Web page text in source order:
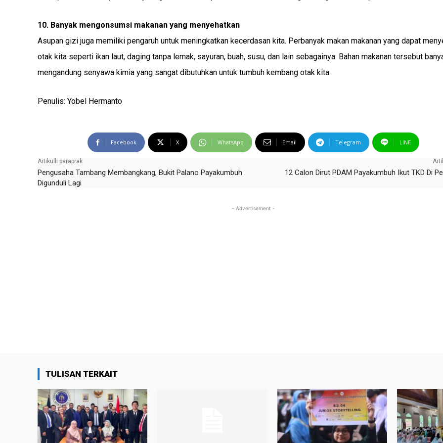
10. Banyak mengonsumsi makanan yang menyehatkan
Asupan gizi juga memiliki pengaruh untuk meningkatkan kecerdasan kita. Perbanyak makan makanan yang dapat
otak kita seperti ikan laut, daging tanpa lemak, sayuran, buah, susu, dan lain sebagainya. Bahan makanan tersebut
mengandung senyawa kimia yang sangat dibutuhkan untuk tumbuh kembang otak kita.
Penulis: Yobel Hermanto
Facebook X WhatsApp Email Telegram LINE
Artikulli paraprak
Pengusaha Tambang Membangkang, Bukit Palano Payakumbuh
Digunduli Lagi
12 Calon Dirut PDAM Payakumbuh Ikut TKD Di
- Advertisement -
TULISAN TERKAIT